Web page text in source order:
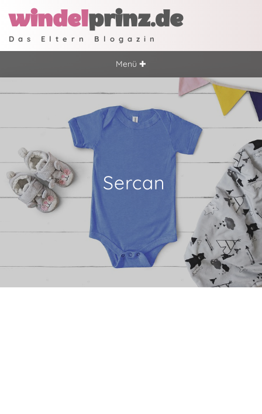
windelprinz.de
Das Eltern Blogazin
Menü ✚
Sercan